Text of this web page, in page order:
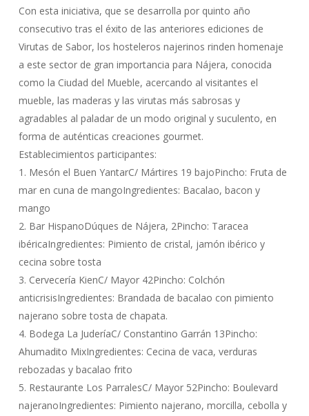
Con esta iniciativa, que se desarrolla por quinto año
consecutivo tras el éxito de las anteriores ediciones de
Virutas de Sabor, los hosteleros najerinos rinden homenaje
a este sector de gran importancia para Nájera, conocida
como la Ciudad del Mueble, acercando al visitantes el
mueble, las maderas y las virutas más sabrosas y
agradables al paladar de un modo original y suculento, en
forma de auténticas creaciones gourmet.
Establecimientos participantes:
1. Mesón el Buen YantarC/ Mártires 19 bajoPincho: Fruta de
mar en cuna de mangoIngredientes: Bacalao, bacon y
mango
2. Bar HispanoDúques de Nájera, 2Pincho: Taracea
ibéricaIngredientes: Pimiento de cristal, jamón ibérico y
cecina sobre tosta
3. Cervecería KienC/ Mayor 42Pincho: Colchón
anticrisisIngredientes: Brandada de bacalao con pimiento
najerano sobre tosta de chapata.
4. Bodega La JuderíaC/ Constantino Garrán 13Pincho:
Ahumadito MixIngredientes: Cecina de vaca, verduras
rebozadas y bacalao frito
5. Restaurante Los ParralesC/ Mayor 52Pincho: Boulevard
najeranoIngredientes: Pimiento najerano, morcilla, cebolla y